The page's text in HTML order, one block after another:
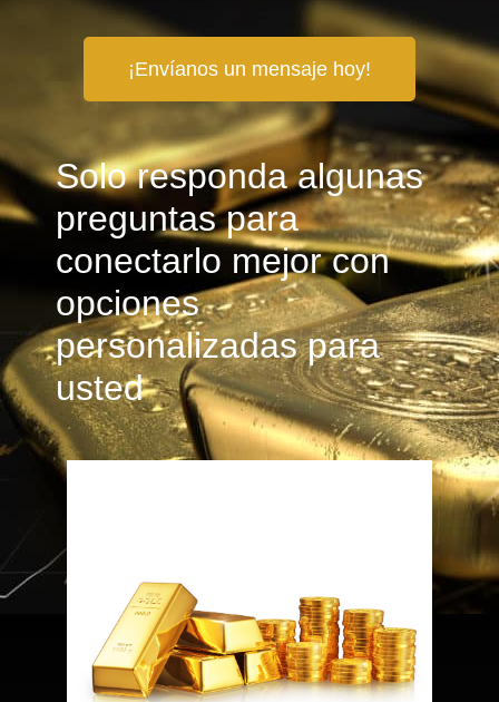
¡Envíanos un mensaje hoy!
Solo responda algunas
preguntas para
conectarlo mejor con
opciones
personalizadas para
usted